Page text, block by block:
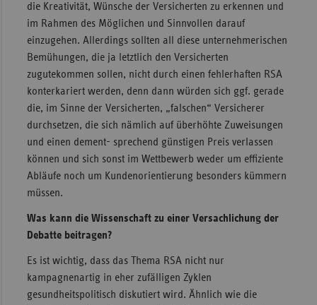
die Kreativität, Wünsche der Versicherten zu erkennen und
im Rahmen des Möglichen und Sinnvollen darauf
einzugehen. Allerdings sollten all diese unternehmerischen
Bemühungen, die ja letztlich den Versicherten
zugutekommen sollen, nicht durch einen fehlerhaften RSA
konterkariert werden, denn dann würden sich ggf. gerade
die, im Sinne der Versicherten, „falschen“ Versicherer
durchsetzen, die sich nämlich auf überhöhte Zuweisungen
und einen dement- sprechend günstigen Preis verlassen
können und sich sonst im Wettbewerb weder um effiziente
Abläufe noch um Kundenorientierung besonders kümmern
müssen.
Was kann die Wissenschaft zu einer Versachlichung der
Debatte beitragen?
Es ist wichtig, dass das Thema RSA nicht nur
kampagnenartig in eher zufälligen Zyklen
gesundheitspolitisch diskutiert wird. Ähnlich wie die